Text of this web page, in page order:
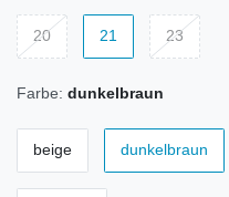
20 21 23
Farbe: dunkelbraun
beige dunkelbraun